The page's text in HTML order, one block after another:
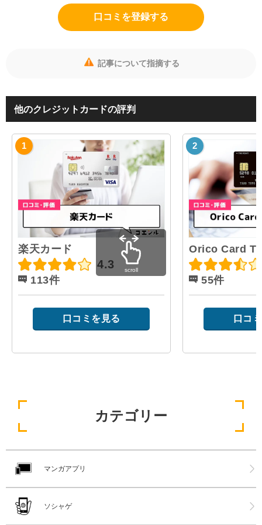
口コミを登録する
記事について指摘する
他のクレジットカードの評判
楽天カード
4.3
113件
口コミを見る
Orico Card
55件
口コ
scroll
カテゴリー
マンガアプリ
ソシャゲ